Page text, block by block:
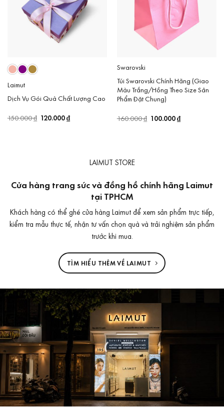
Laimut
Dịch Vụ Gói Quà Chất Lượng Cao
150.000₫ Giá
120.000₫
Swarovski
Túi Swarovski Chính Hãng (Giao
Màu Trắng/Hồng Theo Size Sản
Phẩm Đặt Chung)
160.000₫ Giá
100.000₫
LAIMUT STORE
Cửa hàng trang sức và đồng hồ chính hãng Laimut
tại TPHCM
Khách hàng có thể ghé cửa hàng Laimut để xem sản phẩm trực tiếp,
kiểm tra mẫu thực tế, nhận tư vấn chọn quà và trải nghiệm sản phẩm
trước khi mua.
TÌM HIỂU THÊM VỀ LAIMUT